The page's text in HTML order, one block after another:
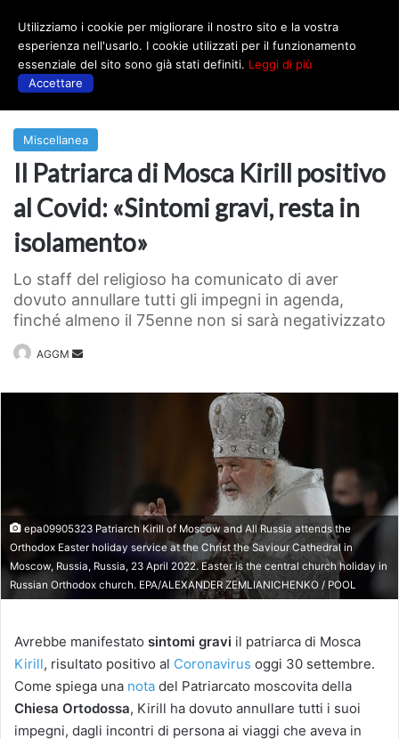
Miscellanea
Il Patriarca di Mosca Kirill positivo
al Covid: «Sintomi gravi, resta in
isolamento»
Lo staff del religioso ha comunicato di aver
dovuto annullare tutti gli impegni in agenda,
finché almeno il 75enne non si sarà negativizzato
AGGM
Invia
epa09905323 Patriarch Kirill of Moscow and All Russia attends the
Orthodox Easter holiday service at the Christ the Saviour Cathedral in
Moscow, Russia, Russia, 23 April 2022. Easter is the central church holiday in
Russian Orthodox church. EPA/ALEXANDER ZEMLIANICHENKO / POOL
Avrebbe manifestato sintomi gravi il patriarca di Mosca
Kirill, risultato positivo al Coronavirus oggi 30 settembre.
Come spiega una nota del Patriarcato moscovita della
Chiesa Ortodossa, Kirill ha dovuto annullare tutti i suoi
impegni, dagli incontri di persona ai viaggi che aveva in
Utilizziamo i cookie per migliorare il nostro sito e la vostra
esperienza nell'usarlo. I cookie utilizzati per il funzionamento
essenziale del sito sono già stati definiti. Leggi di più
Accettare